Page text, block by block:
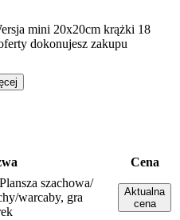
mini 20x20cm krążki 18
dokonujesz zakupu
Cena
szachowa/
warcaby, gra
Aktualna
cena